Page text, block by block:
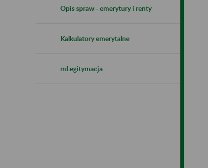
Opis spraw - emerytury i renty
Kalkulatory emerytalne
mLegitymacja